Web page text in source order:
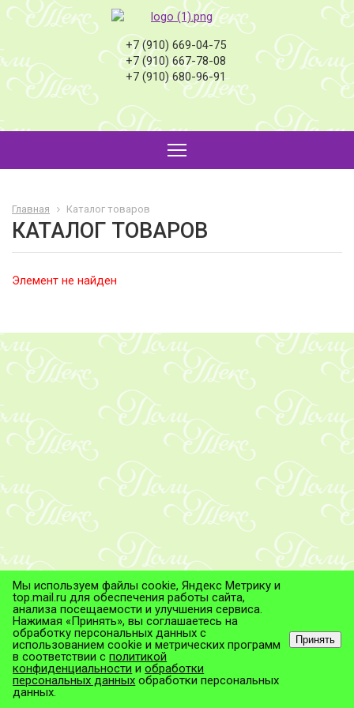
+7 (910) 669-04-75
+7 (910) 667-78-08
+7 (910) 680-96-91
Главная Каталог товаров
КАТАЛОГ ТОВАРОВ
Элемент не найден
© ТД "ПолиТекс", 2026
Все права защищены.
Мы используем файлы cookie, Яндекс Метрику и
top.mail.ru для обеспечения работы сайта,
анализа посещаемости и улучшения сервиса.
Нажимая «Принять», вы соглашаетесь на
обработку персональных данных с
использованием cookie и метрических программ
в соответствии сполитикой
конфиденциальности иобработки
персональных данных обработки персональных
данных.
Принять